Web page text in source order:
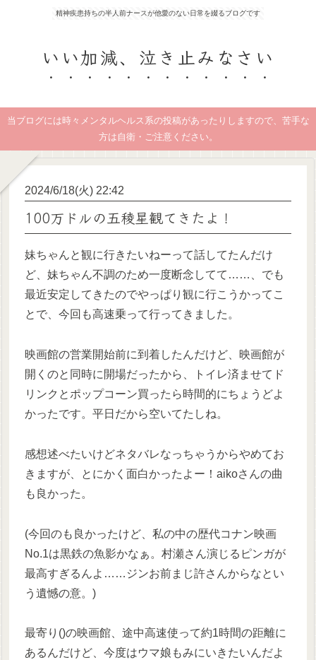
精神疾患持ちの半人前ナースが他愛のない日常を綴るブログです
いい加減、泣き止みなさい
当ブログには時々メンタルヘルス系の投稿があったりしますので、苦手な
方は自衛・ご注意ください。
2024/6/18(火) 22:42
100万ドルの五稜星観てきたよ！
妹ちゃんと観に行きたいねーって話してたんだけ
ど、妹ちゃん不調のため一度断念してて……、でも
最近安定してきたのでやっぱり観に行こうかってこ
とで、今回も高速乗って行ってきました。
映画館の営業開始前に到着したんだけど、映画館が
開くのと同時に開場だったから、トイレ済ませてド
リンクとポップコーン買ったら時間的にちょうどよ
かったです。平日だから空いてたしね。
感想述べたいけどネタバレなっちゃうからやめてお
きますが、とにかく面白かったよー！aikoさんの曲
も良かった。
(今回のも良かったけど、私の中の歴代コナン映画
No.1は黒鉄の魚影かなぁ。村瀬さん演じるピンガが
最高すぎるんよ……ジンお前まじ許さんからなとい
う遺憾の意。)
最寄り()の映画館、途中高速使って約1時間の距離に
あるんだけど、今度はウマ娘もみにいきたいんだよ